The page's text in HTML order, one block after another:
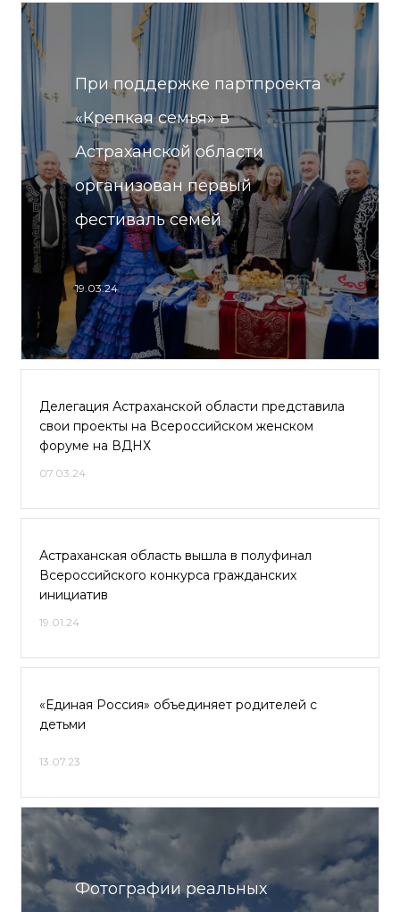
При поддержке партпроекта
«Крепкая семья» в
Астраханской области
организован первый
фестиваль семей
19.03.24
Делегация Астраханской области представила
свои проекты на Всероссийском женском
форуме на ВДНХ
07.03.24
Астраханская область вышла в полуфинал
Всероссийского конкурса гражданских
инициатив
19.01.24
«Единая Россия» объединяет родителей с
детьми
13.07.23
Фотографии реальных